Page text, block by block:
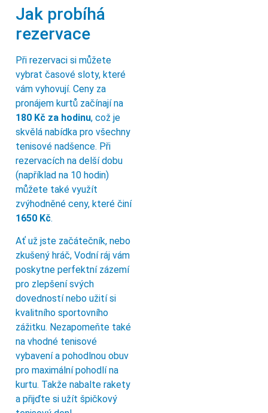
Jak probíhá
rezervace
Při rezervaci si můžete
vybrat časové sloty, které
vám vyhovují. Ceny za
pronájem kurtů začínají na
180 Kč za hodinu, což je
skvělá nabídka pro všechny
tenisové nadšence. Při
rezervacích na delší dobu
(například na 10 hodin)
můžete také využít
zvýhodněné ceny, které činí
1650 Kč.
Ať už jste začátečník, nebo
zkušený hráč, Vodní ráj vám
poskytne perfektní zázemí
pro zlepšení svých
dovedností nebo užití si
kvalitního sportovního
zážitku. Nezapomeňte také
na vhodné tenisové
vybavení a pohodlnou obuv
pro maximální pohodlí na
kurtu. Takže nabalte rakety
a přijďte si užít špičkový